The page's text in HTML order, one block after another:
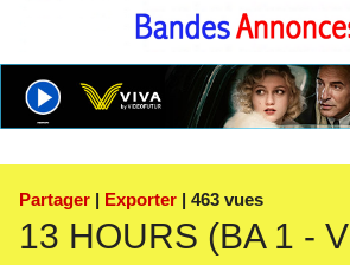
Partager | Exporter | 463 vues
13 HOURS (BA 1 -